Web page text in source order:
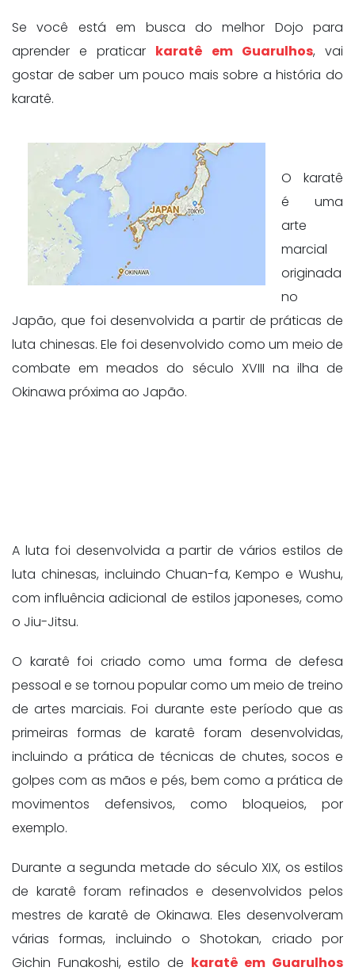
Se você está em busca do melhor Dojo para
aprender e praticar karatê em Guarulhos, vai
gostar de saber um pouco mais sobre a história do
karatê.
O karatê
é uma
arte
marcial
originada
no
Japão, que foi desenvolvida a partir de práticas de
luta chinesas. Ele foi desenvolvido como um meio de
combate em meados do século XVIII na ilha de
Okinawa próxima ao Japão.
A luta foi desenvolvida a partir de vários estilos de
luta chinesas, incluindo Chuan-fa, Kempo e Wushu,
com influência adicional de estilos japoneses, como
o Jiu-Jitsu.
O karatê foi criado como uma forma de defesa
pessoal e se tornou popular como um meio de treino
de artes marciais. Foi durante este período que as
primeiras formas de karatê foram desenvolvidas,
incluindo a prática de técnicas de chutes, socos e
golpes com as mãos e pés, bem como a prática de
movimentos defensivos, como bloqueios, por
exemplo.
Durante a segunda metade do século XIX, os estilos
de karatê foram refinados e desenvolvidos pelos
mestres de karatê de Okinawa. Eles desenvolveram
várias formas, incluindo o Shotokan, criado por
Gichin Funakoshi, estilo de karatê em Guarulhos